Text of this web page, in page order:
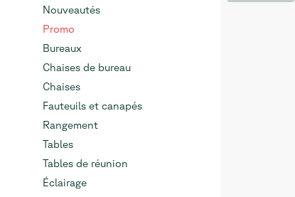
Nouveautés
Promo
Bureaux
Chaises de bureau
Chaises
Fauteuils et canapés
Rangement
Tables
Tables de réunion
Éclairage